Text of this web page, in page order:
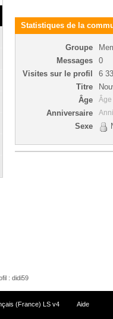
Statistiques de la
Groupe
Messages
0
Visites sur le profil
6
Titre
Âge
Anniversaire
Sexe
: didi59
(France) LS v4 Aide